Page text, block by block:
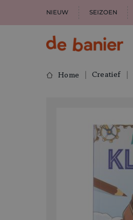
NIEUW SEIZOEN
Home Creatief